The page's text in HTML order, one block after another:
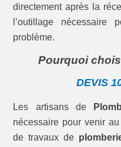
directement après la
l’outillage nécessaire
problème.
Pourquoi
DEVIS
Les artisans de
nécessaire pour venir
de travaux de